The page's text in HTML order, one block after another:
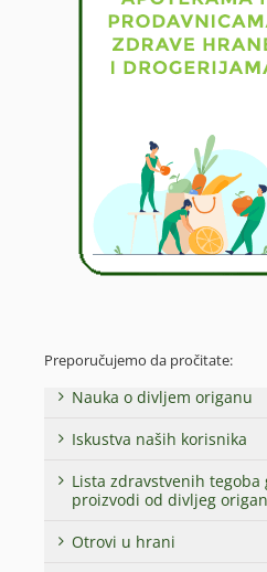
Preporučujemo da pročitate:
Nauka o divljem origanu
Iskustva naših korisnika
Lista zdravstvenih tegoba
proizvodi od divljeg
Otrovi u hrani